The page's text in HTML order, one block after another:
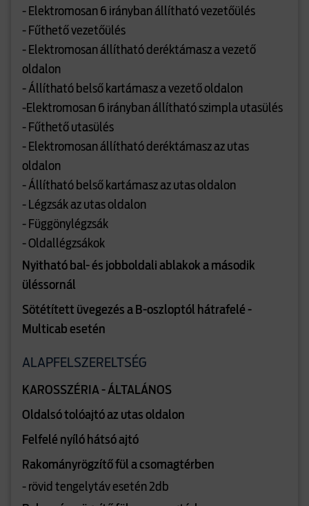
- Elektromosan 6 irányban állítható vezetőülés
- Fűthető vezetőülés
- Elektromosan állítható deréktámasz a vezető
oldalon
- Állítható belső kartámasz a vezető oldalon
-Elektromosan 6 irányban állítható szimpla utasülés
- Fűthető utasülés
- Elektromosan állítható deréktámasz az utas
oldalon
- Állítható belső kartámasz az utas oldalon
- Légzsák az utas oldalon
- Függönylégzsák
- Oldallégzsákok
Nyitható bal- és jobboldali ablakok a második
üléssornál
Sötétített üvegezés a B-oszloptól hátrafelé -
Multicab esetén
ALAPFELSZERELTSÉG
KAROSSZÉRIA - ÁLTALÁNOS
Oldalsó tolóajtó az utas oldalon
Felfelé nyíló hátsó ajtó
Rakományrögzítő fül a csomagtérben
- rövid tengelytáv esetén 2db